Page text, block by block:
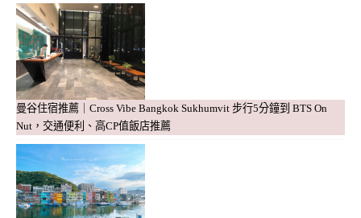
曼谷住宿推薦｜Cross Vibe Bangkok Sukhumvit 步行5分鐘到 BTS On
Nut，交通便利、高CP值飯店推薦